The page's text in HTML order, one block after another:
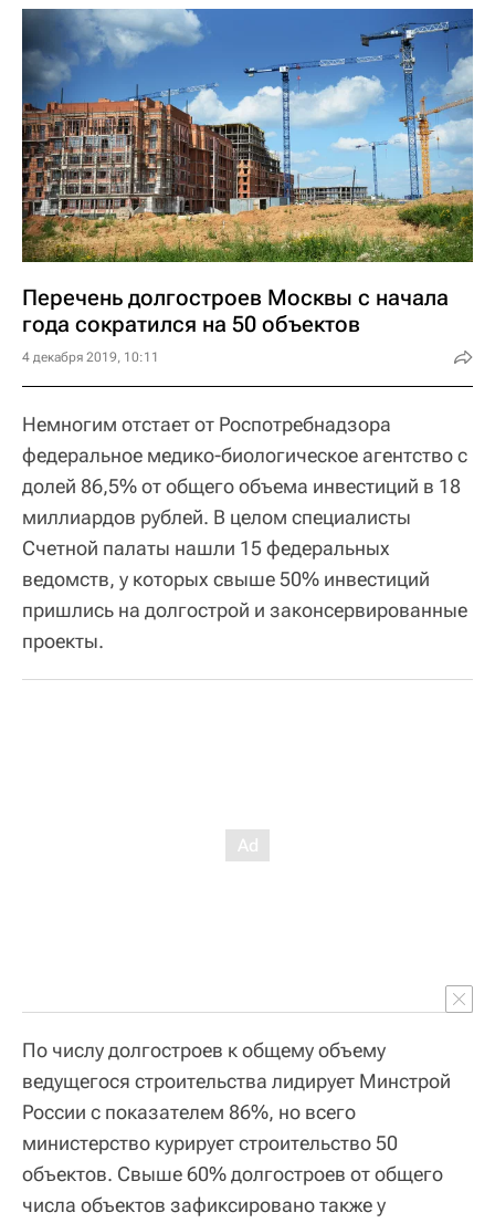
Перечень долгостроев Москвы с начала
года сократился на 50 объектов
4 декабря 2019, 10:11
Немногим отстает от Роспотребнадзора
федеральное медико-биологическое агентство с
долей 86,5% от общего объема инвестиций в 18
миллиардов рублей. В целом специалисты
Счетной палаты нашли 15 федеральных
ведомств, у которых свыше 50% инвестиций
пришлись на долгострой и законсервированные
проекты.
По числу долгостроев к общему объему
ведущегося строительства лидирует Минстрой
России с показателем 86%, но всего
министерство курирует строительство 50
объектов. Свыше 60% долгостроев от общего
числа объектов зафиксировано также у